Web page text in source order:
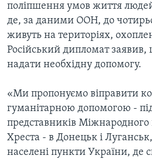
поліпшення умов життя
де, за даними ООН, до
живуть на територіях,
Російський дипломат заявив,
надати необхідну допомогу.
«Ми пропонуємо віправити
гуманітарною допомогою - під
представників Міжнародного
Хреста - в Донецьк і
населені пункти України, де